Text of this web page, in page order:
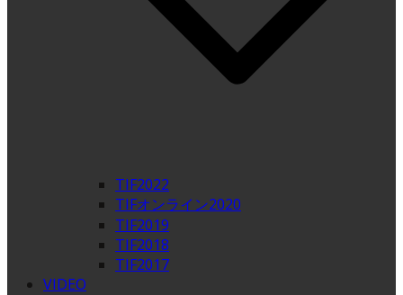
TIF2022
TIFオンライン2020
TIF2019
TIF2018
TIF2017
VIDEO